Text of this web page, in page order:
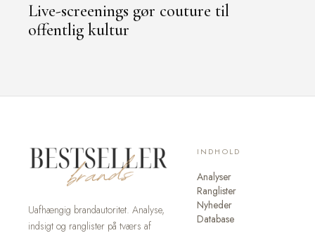
Live-screenings gør couture til
offentlig kultur
Uafhængig brandautoritet. Analyse,
indsigt og ranglister på tværs af
INDHOLD
Analyser
Ranglister
Nyheder
Database